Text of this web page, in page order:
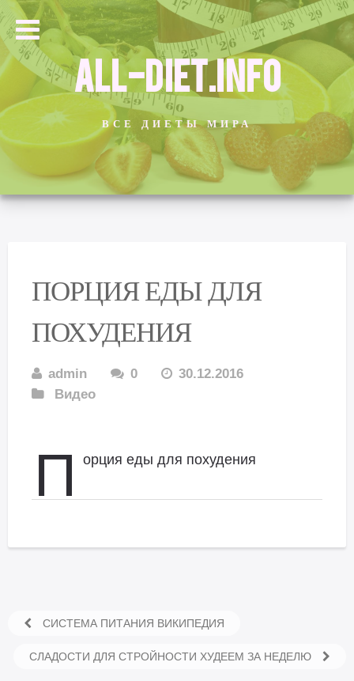
ALL-DIET.INFO
ВСЕ ДИЕТЫ МИРА
ПОРЦИЯ ЕДЫ ДЛЯ
ПОХУДЕНИЯ
admin 0
30.12.2016
Видео
П орция еды для похудения
СИСТЕМА ПИТАНИЯ ВИКИПЕДИЯ
СЛАДОСТИ ДЛЯ СТРОЙНОСТИ ХУДЕЕМ ЗА НЕДЕЛЮ